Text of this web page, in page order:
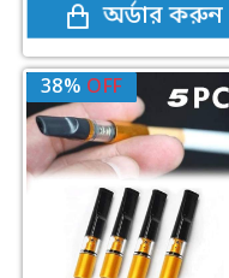
অর্ডার করুন
38% OFF